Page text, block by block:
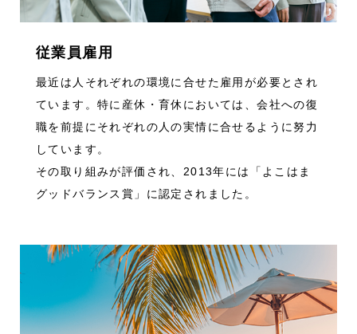
従業員雇用
最近は人それぞれの環境に合せた雇用が必要とされ
ています。特に産休・育休においては、会社への復
職を前提にそれぞれの人の実情に合せるように努力
しています。
その取り組みが評価され、2013年には「よこはま
グッドバランス賞」に認定されました。